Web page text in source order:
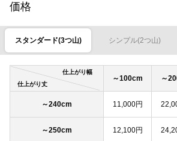
価格
スタンダード(3つ山) シンプル(2つ山)
仕上がり幅
仕上がり丈
～100cm ～
～240cm 11,000円
～250cm 12,100円